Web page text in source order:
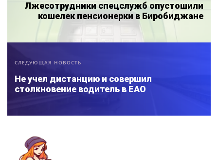
Лжесотрудники спецслужб опустошили
кошелек пенсионерки в Биробиджане
СЛЕДУЮЩАЯ НОВОСТЬ
Не учел дистанцию и совершил
столкновение водитель в ЕАО